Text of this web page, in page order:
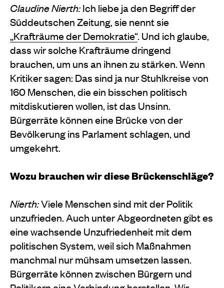
Claudine Nierth:Ich liebe ja den Begriff der
Süddeutschen Zeitung, sie nennt sie
„Krafträume der Demokratie“. Und ich glaube,
dass wir solche Krafträume dringend
brauchen, um uns an ihnen zu stärken. Wenn
Kritiker sagen: Das sind ja nur Stuhlkreise von
160 Menschen, die ein bisschen politisch
mitdiskutieren wollen, ist das Unsinn.
Bürgerräte können eine Brücke von der
Bevölkerung ins Parlament schlagen, und
umgekehrt.
Wozu brauchen wir diese Brückenschläge?
Nierth:Viele Menschen sind mit der Politik
unzufrieden. Auch unter Abgeordneten gibt es
eine wachsende Unzufriedenheit mit dem
politischen System, weil sich Maßnahmen
manchmal nur mühsam umsetzen lassen.
Bürgerräte können zwischen Bürgern und